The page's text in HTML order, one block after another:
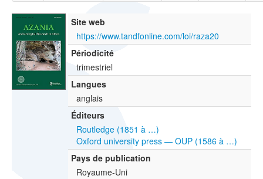
Site web
https://www.tandfonline.com/loi/raza20
Périodicité
trimestriel
Langues
anglais
Éditeurs
Routledge (1851 à …)
Oxford university press — OUP (1586 à …)
Pays de publication
Royaume-Uni